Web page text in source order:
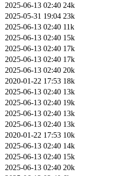
2025-06-13 02:40 24k
2025-05-31 19:04 23k
2025-06-13 02:40 11k
2025-06-13 02:40 15k
2025-06-13 02:40 17k
2025-06-13 02:40 17k
2025-06-13 02:40 20k
2020-01-22 17:53 18k
2025-06-13 02:40 13k
2025-06-13 02:40 19k
2025-06-13 02:40 13k
2025-06-13 02:40 13k
2020-01-22 17:53 10k
2025-06-13 02:40 14k
2025-06-13 02:40 15k
2025-06-13 02:40 20k